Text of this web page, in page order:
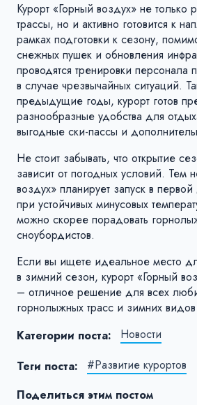
Курорт «Горный воздух» не только
трассы, но и активно готовится к
рамках подготовки к сезону,
снежных пушек и обновления
проводятся тренировки персонала
в случае чрезвычайных ситуаций.
предыдущие годы, курорт готов
разнообразные удобства для
выгодные ски-пассы и
Не стоит забывать, что открытие
зависит от погодных условий. Тем
воздух» планирует запуск в
при устойчивых минусовых
можно скорее порадовать
сноубордистов.
Если вы ищете идеальное место
в зимний сезон, курорт «Горный
– отличное решение для всех
горнолыжных трасс и зимних видов
Категории поста:
Новости
Теги поста:
#Развитие курортов
Поделиться этим постом